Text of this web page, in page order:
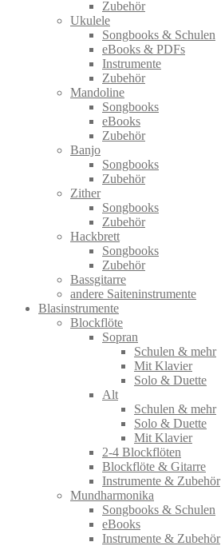
Zubehör
Ukulele
Songbooks & Schulen
eBooks & PDFs
Instrumente
Zubehör
Mandoline
Songbooks
eBooks
Zubehör
Banjo
Songbooks
Zubehör
Zither
Songbooks
Zubehör
Hackbrett
Songbooks
Zubehör
Bassgitarre
andere Saiteninstrumente
Blasinstrumente
Blockflöte
Sopran
Schulen & mehr
Mit Klavier
Solo & Duette
Alt
Schulen & mehr
Solo & Duette
Mit Klavier
2-4 Blockflöten
Blockflöte & Gitarre
Instrumente & Zubehör
Mundharmonika
Songbooks & Schulen
eBooks
Instrumente & Zubehör